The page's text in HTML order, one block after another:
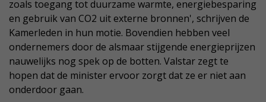
zoals toegang tot duurzame warmte, energiebesparing
en gebruik van CO2 uit externe bronnen', schrijven de
Kamerleden in hun motie. Bovendien hebben veel
ondernemers door de alsmaar stijgende energieprijzen
nauwelijks nog spek op de botten. Valstar zegt te
hopen dat de minister ervoor zorgt dat ze er niet aan
onderdoor gaan.